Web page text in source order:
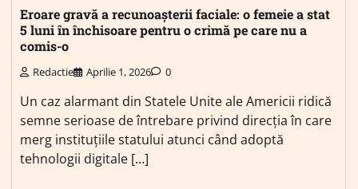
Eroare gravă a recunoașterii faciale: o femeie a stat
5 luni în închisoare pentru o crimă pe care nu a
comis-o
Redactie Aprilie 1, 2026 0
Un caz alarmant din Statele Unite ale Americii ridică
semne serioase de întrebare privind direcția în care
merg instituțiile statului atunci când adoptă
tehnologii digitale […]